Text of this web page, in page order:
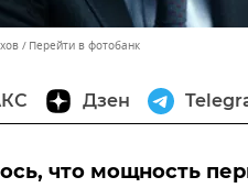
Перейти в фотобанк
Дзен
что мощность